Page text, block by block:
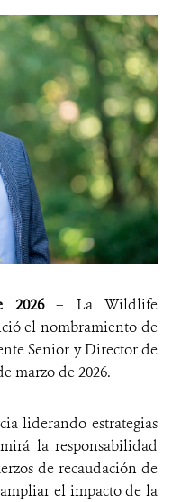
WCS
Y RECLAMOS
2026– La Wildlife
el nombramiento de
Senior y Director de
marzo de 2026.
liderando estrategias
la responsabilidad
de recaudación de
el impacto de la